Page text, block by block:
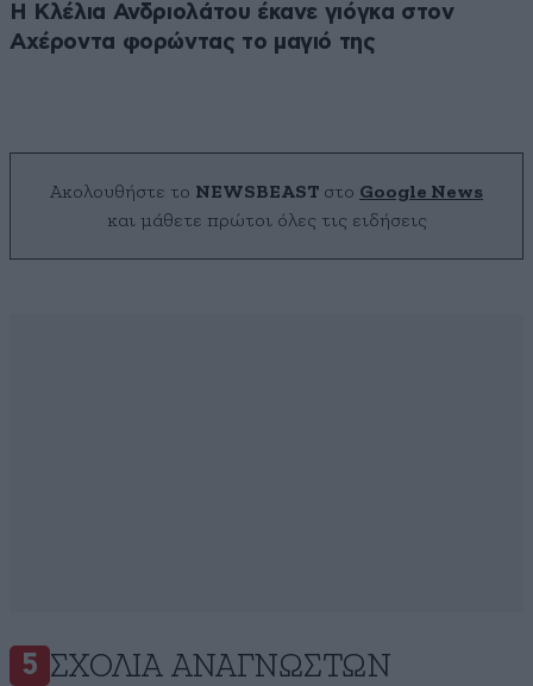
Η Κλέλια Ανδριολάτου έκανε γιόγκα στον
Αχέροντα φορώντας το μαγιό της
Ακολουθήστε το NEWSBEAST στο Google News
και μάθετε πρώτοι όλες τις ειδήσεις
5 ΣΧΌΛΙΑ ΑΝΑΓΝΩΣΤΏΝ